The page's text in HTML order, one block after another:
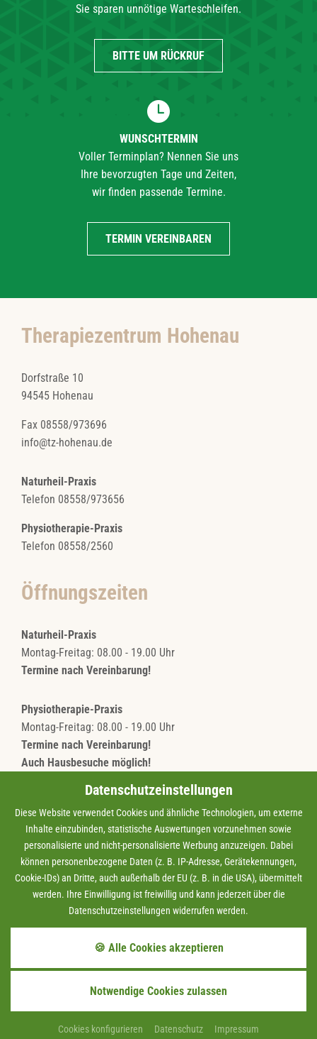
Datenschutzeinstellungen
Diese Website verwendet Cookies und ähnliche Technologien, um externe
Inhalte einzubinden, statistische Auswertungen vorzunehmen sowie
personalisierte und nicht-personalisierte Werbung anzuzeigen. Dabei
können personenbezogene Daten (z. B. IP-Adresse, Gerätekennungen,
Cookie-IDs) an Dritte, auch außerhalb der EU (z. B. in die USA), übermittelt
werden. Ihre Einwilligung ist freiwillig und kann jederzeit über die
Datenschutzeinstellungen widerrufen werden.
🍪 Alle Cookies akzeptieren
Notwendige Cookies zulassen
Cookies konfigurieren Datenschutz Impressum
Sie sparen unnötige Warteschleifen.
BITTE UM RÜCKRUF
WUNSCHTERMIN
Voller Terminplan? Nennen Sie uns
Ihre bevorzugten Tage und Zeiten,
wir finden passende Termine.
TERMIN VEREINBAREN
Therapiezentrum Hohenau
Dorfstraße 10
94545 Hohenau
Fax 08558/973696
info@tz-hohenau.de
Naturheil-Praxis
Telefon 08558/973656
Physiotherapie-Praxis
Telefon 08558/2560
Öffnungszeiten
Naturheil-Praxis
Montag-Freitag: 08.00 - 19.00 Uhr
Termine nach Vereinbarung!
Physiotherapie-Praxis
Montag-Freitag: 08.00 - 19.00 Uhr
Termine nach Vereinbarung!
Auch Hausbesuche möglich!
Barrierefreiheit
Datenschutz
Impressum
Infos